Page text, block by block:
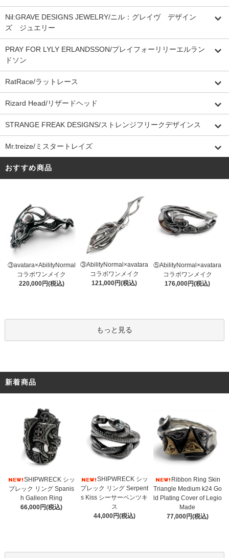
Nil:GRAVE DESIGNS JEWELRY/ニル：グレイヴ デザイン
ズ ジュエリー
PRAY FOR LYLY ERLANDSSON/プレイフォーリリーエルラン
ドソン
RatRace/ラットレース
Rizard Head/リザードヘッド
STRANGE FREAK DESIGNS/ストレンジフリークデザインス
Mr.treize/ミスタートレイズ
おすすめ商品
③avatara×AbilityNormal
コラボワンメイク
220,000円(税込)
③AbilityNormal×avatara
コラボワンメイク
121,000円(税込)
⑤AbilityNormal×avatara
コラボワンメイク
176,000円(税込)
もっと見る
新着商品
SHIPWRECK シッ
プレック リング Spanis
h Galleon Ring
66,000円(税込)
SHIPWRECK シッ
プレック リング Serpent
s Kiss シーサーペンツキ
ス
44,000円(税込)
Ribbon Ring Skin
Triangle Medium k24 Go
ld Plating Cover of Legio
Made
77,000円(税込)